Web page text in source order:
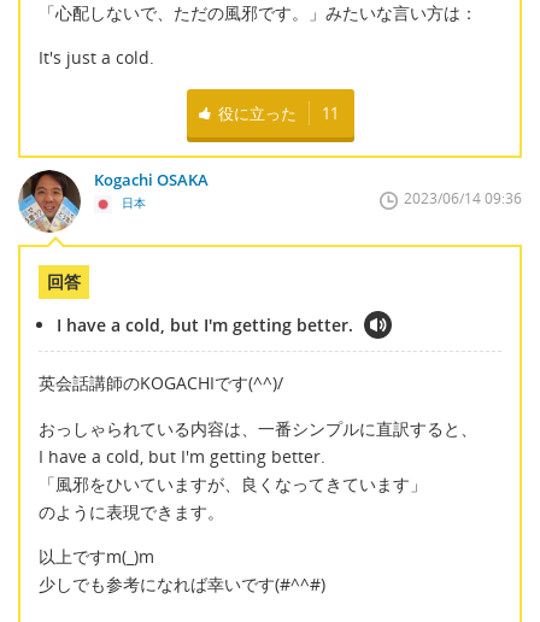
「心配しないで、ただの風邪です。」みたいな言い方は：
It's just a cold.
役に立った 11
Kogachi OSAKA
日本 2023/06/14 09:36
回答
I have a cold, but I'm getting better.
英会話講師のKOGACHIです(^^)/
おっしゃられている内容は、一番シンプルに直訳すると、
I have a cold, but I'm getting better.
「風邪をひいていますが、良くなってきています」
のように表現できます。
以上ですm(_)m
少しでも参考になれば幸いです(#^^#)